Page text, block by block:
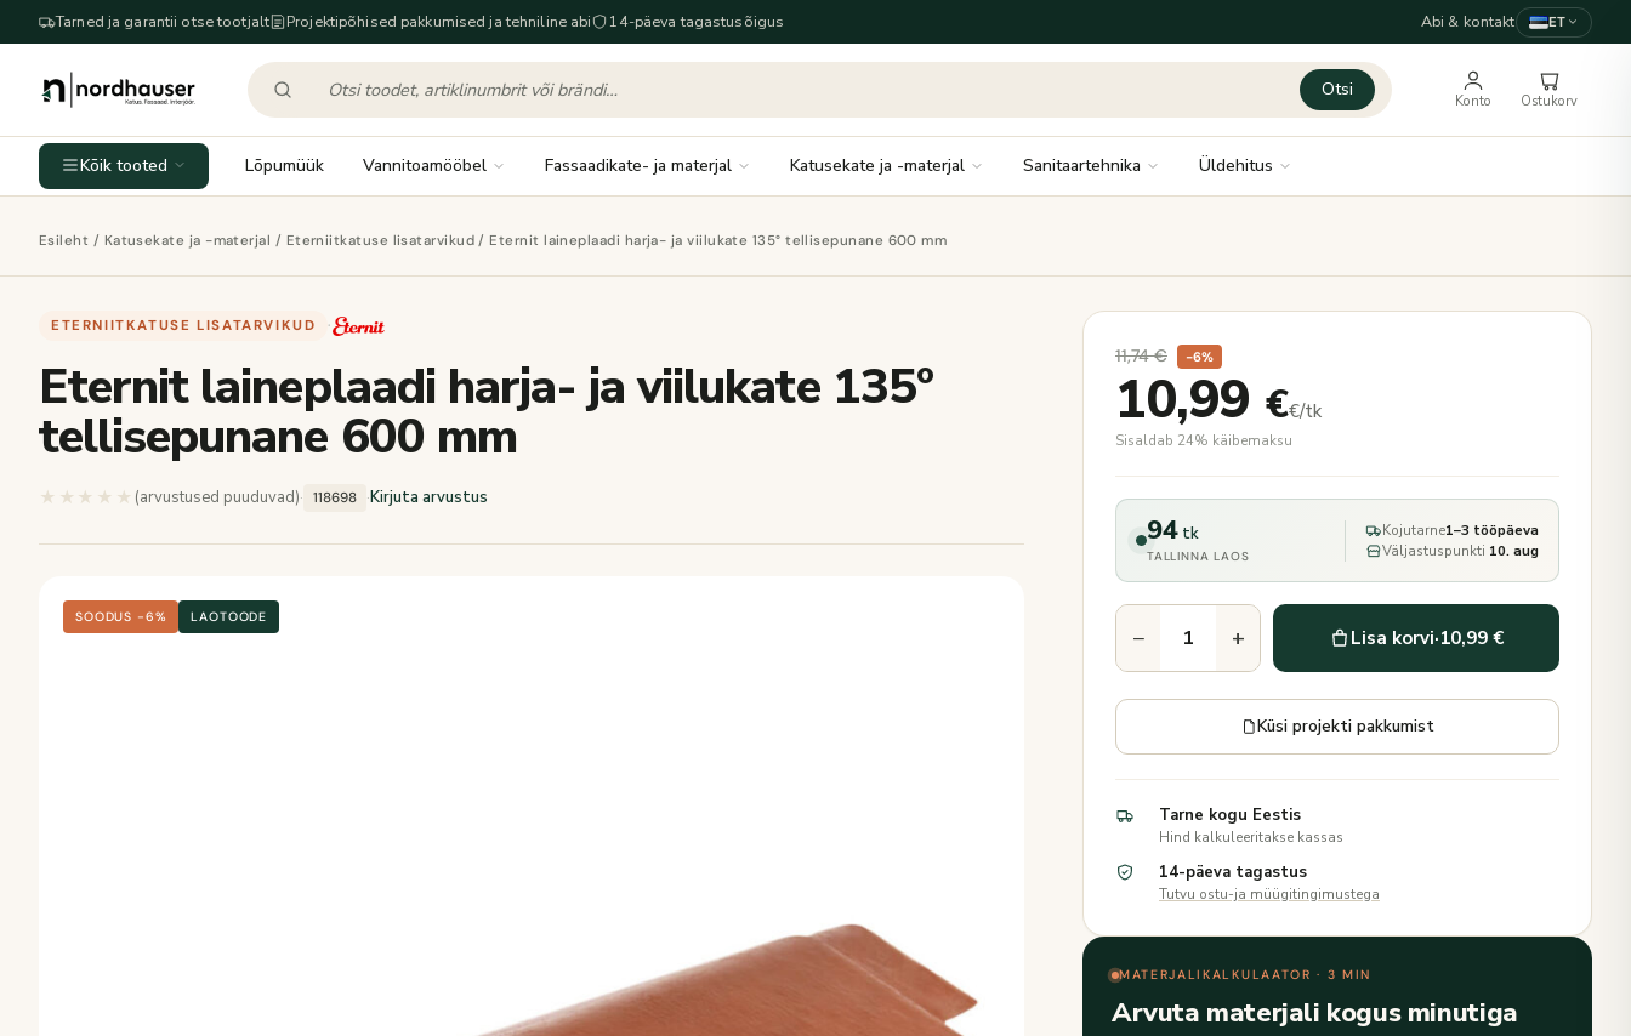
Tarned ja garantii otse tootjalt Projektipõhised pakkumised ja tehniline abi 14-päeva tagastusõigus Abi & kontakt ET
Otsi
Konto Ostukorv
Kõik tooted Lõpumüük Vannitoamööbel Fassaadikate- ja materjal Katusekate ja -materjal Sanitaartehnika Üldehitus
Esileht / Katusekate ja -materjal / Eterniitkatuse lisatarvikud / Eternit laineplaadi harja- ja viilukate 135° tellisepunane 600 mm
ETERNIITKATUSE LISATARVIKUD ·
Eternit laineplaadi harja- ja viilukate 135°
tellisepunane 600 mm
★★★★★ ★★★★★
(arvustused puuduvad)· 118698 ·Kirjuta arvustus
SOODUS −6% LAOTOODE
11,74€ −6%
10,99 €€/tk
Sisaldab 24% käibemaksu
94 tk
TALLINNA LAOS
Kojutarne1–3 tööpäeva
Väljastuspunkti 10. aug
− + Lisa korvi·10,99 €
Küsi projekti pakkumist
Tarne kogu Eestis
Hind kalkuleeritakse kassas
14-päeva tagastus
Tutvu ostu-ja müügitingimustega
MATERJALIKALKULAATOR · 3 MIN
Arvuta materjali kogus minutiga